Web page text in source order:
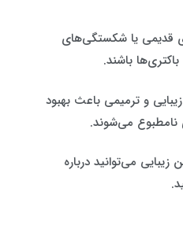
قدیمی یا شکستگی‌های
باشند.
و ترمیمی باعث بهبود
می‌شوند.
می‌توانید درباره